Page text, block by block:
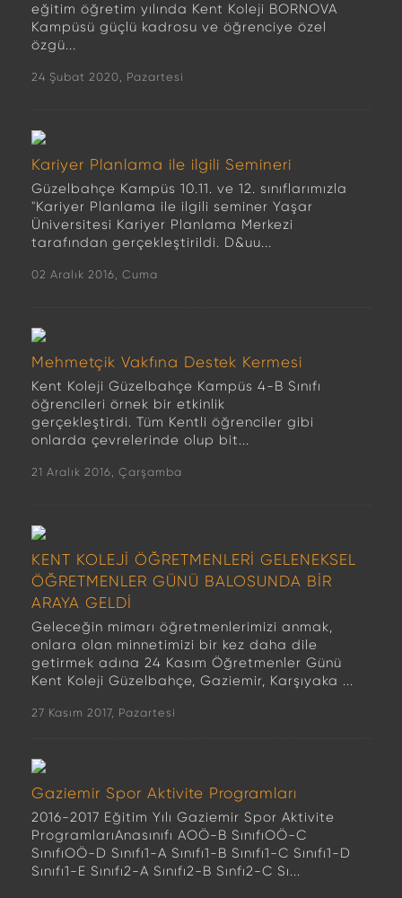
eğitim öğretim yılında Kent Koleji BORNOVA
Kampüsü güçlü kadrosu ve öğrenciye özel
özgü...
24 Şubat 2020, Pazartesi
Kariyer Planlama ile ilgili Semineri
Güzelbahçe Kampüs 10.11. ve 12. sınıflarımızla
"Kariyer Planlama ile ilgili seminer Yaşar
Üniversitesi Kariyer Planlama Merkezi
tarafından gerçekleştirildi. D&uu...
02 Aralık 2016, Cuma
Mehmetçik Vakfına Destek Kermesi
Kent Koleji Güzelbahçe Kampüs 4-B Sınıfı
öğrencileri örnek bir etkinlik
gerçekleştirdi. Tüm Kentli öğrenciler gibi
onlarda çevrelerinde olup bit...
21 Aralık 2016, Çarşamba
KENT KOLEJİ ÖĞRETMENLERİ GELENEKSEL
ÖĞRETMENLER GÜNÜ BALOSUNDA BİR
ARAYA GELDİ
Geleceğin mimarı öğretmenlerimizi anmak,
onlara olan minnetimizi bir kez daha dile
getirmek adına 24 Kasım Öğretmenler Günü
Kent Koleji Güzelbahçe, Gaziemir, Karşıyaka ...
27 Kasım 2017, Pazartesi
Gaziemir Spor Aktivite Programları
2016-2017 Eğitim Yılı Gaziemir Spor Aktivite
ProgramlarıAnasınıfı AOÖ-B SınıfıOÖ-C
SınıfıOÖ-D Sınıfı1-A Sınıfı1-B Sınıfı1-C Sınıfı1-D
Sınıfı1-E Sınıfı2-A Sınıfı2-B Sınfı2-C Sı...